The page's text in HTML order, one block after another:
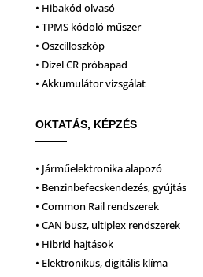
• Hibakód olvasó
• TPMS kódoló műszer
• Oszcilloszkóp
• Dízel CR próbapad
• Akkumulátor vizsgálat
OKTATÁS, KÉPZÉS
• Járműelektronika alapozó
• Benzinbefecskendezés, gyújtás
• Common Rail rendszerek
• CAN busz, ultiplex rendszerek
• Hibrid hajtások
• Elektronikus, digitális klíma